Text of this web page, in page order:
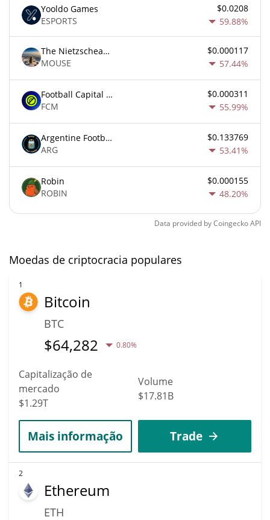
Yooldo Games
ESPORTS
$0.0208
59.88%
The Nietzschean Mouse
MOUSE
$0.000117
57.44%
Football Capital Markets
FCM
$0.000311
55.99%
Argentine Football Association Fan Token
ARG
$0.133769
53.41%
Robin
ROBIN
$0.000155
48.20%
Data provided byCoingeckoAPI
Moedas de criptocracia populares
1
Bitcoin
BTC
$64,282 0.80%
Capitalização de
mercado
$1.29T
Volume
$17.81B
Mais informação Trade
2
Ethereum
ETH